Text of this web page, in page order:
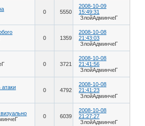
0 5550
2008-10-09
15:49:31
ЗлойАдминчеГ
0 1359
2008-10-08
21:43:03
ЗлойАдминчеГ
0 3721
2008-10-08
21:41:56
ЗлойАдминчеГ
атаки
0 4792
2008-10-08
21:41:23
ЗлойАдминчеГ
0 6039
2008-10-08
21:27:27
ЗлойАдминчеГ